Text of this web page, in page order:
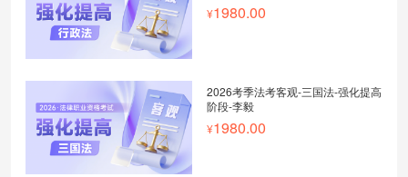
1980.00
2026考季法考客观-三国法-强化提高
阶段-李毅
1980.00